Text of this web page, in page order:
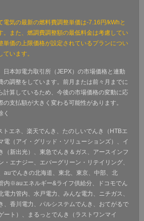
電気の最新の燃料費調整単価は-7.16円/kWhと
。また、燃調費調整額の最低料金は考慮してい
単価の上限価格が設定されているプランについ
います。
日本卸電力取引所（JEPX）の市場価格と連動
の調整をしています。前月または前々月までに
計算しているため、今後の市場価格の変動に応
の支払額が大きく変わる可能性があります。
く
トエネ、楽天でんき、たのしいでんき（HTBエ
電（アイ・グリッド・ソリューションズ）、イ
（新出光）、東急でんき＆ガス、アースインフ
・エナジー、エバーグリーン・リテイリング、
auでんきの北海道、東北、東京、中部、北
内※auエネルギー&ライフ供給分、ドコモでん
電力管内、水戸電力、みんな電力、ニチガス、
、香川電力、パルシステムでんき、おてがるで
ート）、まるっとでんき（ラストワンマイ